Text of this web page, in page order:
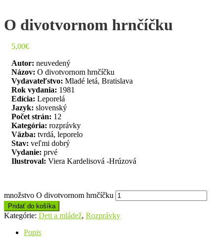
O divotvornom hrnčíčku
5,00€
Autor: neuvedený
Názov: O divotvornom hrnčíčku
Vydavateľstvo: Mladé letá, Bratislava
Rok vydania: 1981
Edícia: Leporelá
Jazyk: slovenský
Počet strán: 12
Kategória: rozprávky
Väzba: tvrdá, leporelo
Stav: veľmi dobrý
Vydanie: prvé
Ilustroval: Viera Kardelisová -Hrúzová
množstvo O divotvornom hrnčíčku
Pridať do košíka
Kategórie: Deti a mládež, Rozprávky
Popis